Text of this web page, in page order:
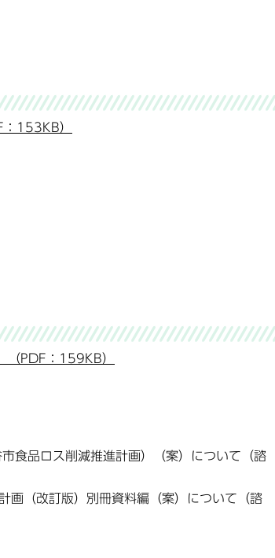
153KB）
PDF：159KB）
食品ロス削減推進計画）（案）について（諮
画（改訂版）別冊資料編（案）について（諮